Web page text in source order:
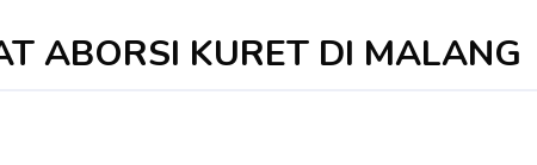
ABORSI KURET DI MALANG